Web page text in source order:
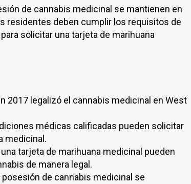
de cannabis medicinal se mantienen en
residentes deben cumplir los requisitos de
solicitar una tarjeta de marihuana
2017 legalizó el cannabis medicinal en West
médicas calificadas pueden solicitar
medicinal.
tarjeta de marihuana medicinal pueden
de manera legal.
de cannabis medicinal se